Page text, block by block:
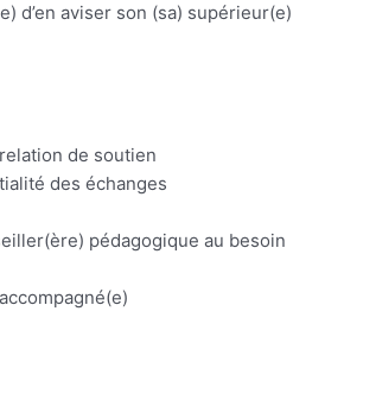
d’en aviser son (sa) supérieur(e)
de soutien
des échanges
pédagogique au besoin